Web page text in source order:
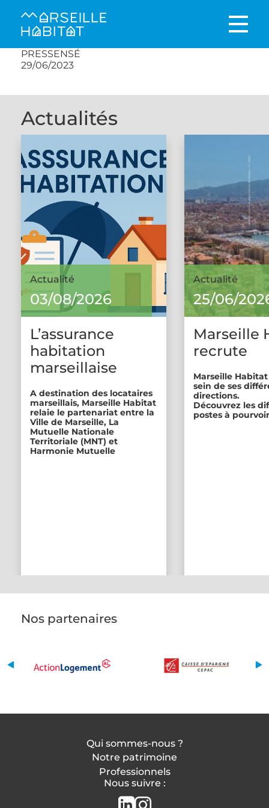
PRESSENSÉ
29/06/2023
Actualités
Actualité
03/08/2026
L’assurance
habitation
marseillaise
A destination des locataires
marseillais, Marseille Habitat
relaie le partenariat entre la
Ville de Marseille, La
Mutuelle Nationale
Territoriale (MNT) et
Harmonie Mutuelle
Actualité
25/06/
Marseille
recrute
Marseille
sein de ses
directions.
Découvrez les
postes à
Nos partenaires
Qui sommes-nous ?
Notre patrimoine
Professionnels
Nous suivre :